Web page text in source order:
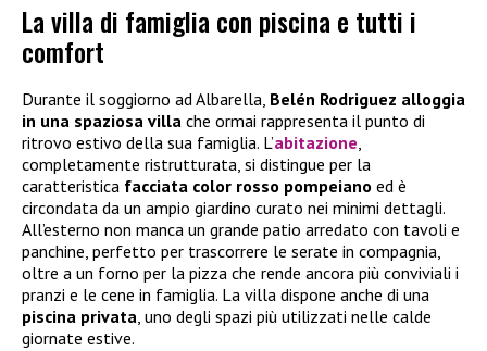
La villa di famiglia con piscina e tutti i
comfort
Durante il soggiorno ad Albarella, Belén Rodriguez alloggia
in una spaziosa villa che ormai rappresenta il punto di
ritrovo estivo della sua famiglia. L’abitazione,
completamente ristrutturata, si distingue per la
caratteristica facciata color rosso pompeiano ed è
circondata da un ampio giardino curato nei minimi dettagli.
All’esterno non manca un grande patio arredato con tavoli e
panchine, perfetto per trascorrere le serate in compagnia,
oltre a un forno per la pizza che rende ancora più conviviali i
pranzi e le cene in famiglia. La villa dispone anche di una
piscina privata, uno degli spazi più utilizzati nelle calde
giornate estive.